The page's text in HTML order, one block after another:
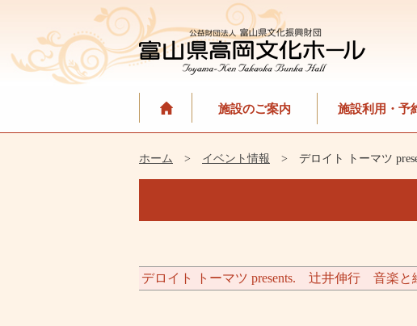
施設のご案内 施設利用・予
ホーム > イベント情報 > デロイト トーマツ
デロイト トーマツ presents. 辻井伸行 音楽と